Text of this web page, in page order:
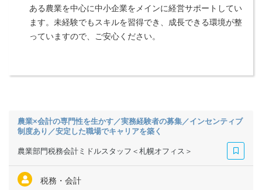
ある農業を中心に中小企業をメインに経営サポートしてい
ます。未経験でもスキルを習得でき、成長できる環境が整
っていますので、ご安心ください。
農業×会計の専門性を生かす／実務経験者の募集／インセンティブ
制度あり／安定した職場でキャリアを築く
農業部門税務会計ミドルスタッフ＜札幌オフィス＞
税務・会計